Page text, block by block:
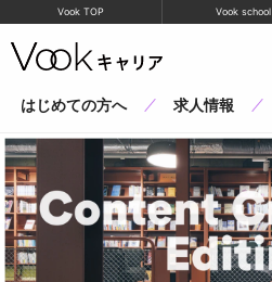
Vook TOP Vook school
はじめての方へ 求人情報